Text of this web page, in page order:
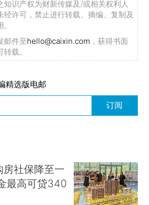
知识产权为财新传媒及/或相关权利人
经许可，禁止进行转载、摘编、复制及
邮件至hello@caixin.com ，获得书面
载。
精选版电邮
订阅
社保降至一
最高可贷340